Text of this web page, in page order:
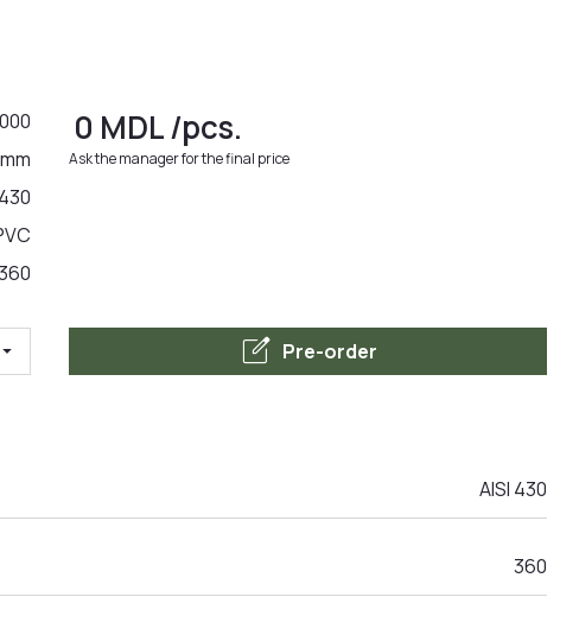
arrow_drop_down
0 MDL/pcs.
Ask the manager for the final price
edit_square Pre-order
AISI 430
360